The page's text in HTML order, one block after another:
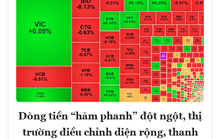
Dòng tiền “hãm phanh” đột ngột, thị
trường điều chỉnh diện rộng, thanh